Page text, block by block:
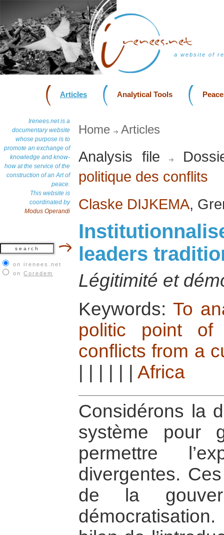
a website of
Articles Analytical Tools
Irenees.net is a
documentary website
whose purpose is to
promote an exchange of
knowledge and know-
how at the service of the
construction of an Art of
peace.
This website is
coordinated by
Modus Operandi
on irenees.net
on Coredem
Home Articles
Analysis file
politique des conflits
Claske DIJKEMA,
leaders
Légitimité et
Keywords: To
politic point of
conflicts from a
Africa
Considérons la
système pour
permettre
divergentes.
de la